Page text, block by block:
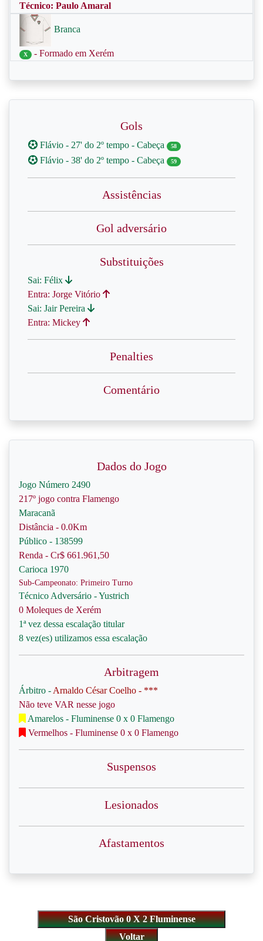
Técnico: Paulo Amaral
Branca
X - Formado em Xerém
Gols
Flávio - 27' do 2º tempo - Cabeça 58
Flávio - 38' do 2º tempo - Cabeça 59
Assistências
Gol adversário
Substituições
Sai: Félix
Entra: Jorge Vitório
Sai: Jair Pereira
Entra: Mickey
Penalties
Comentário
Dados do Jogo
Jogo Número 2490
217º jogo contra Flamengo
Maracanã
Distância - 0.0Km
Público - 138599
Renda - Cr$ 661.961,50
Carioca 1970
Sub-Campeonato: Primeiro Turno
Técnico Adversário - Yustrich
0 Moleques de Xerém
1ª vez dessa escalação titular
8 vez(es) utilizamos essa escalação
Arbitragem
Árbitro - Arnaldo César Coelho - ***
Não teve VAR nesse jogo
Amarelos - Fluminense 0 x 0 Flamengo
Vermelhos - Fluminense 0 x 0 Flamengo
Suspensos
Lesionados
Afastamentos